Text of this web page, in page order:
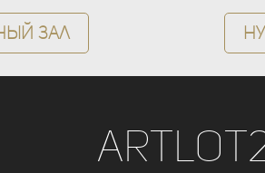
зал